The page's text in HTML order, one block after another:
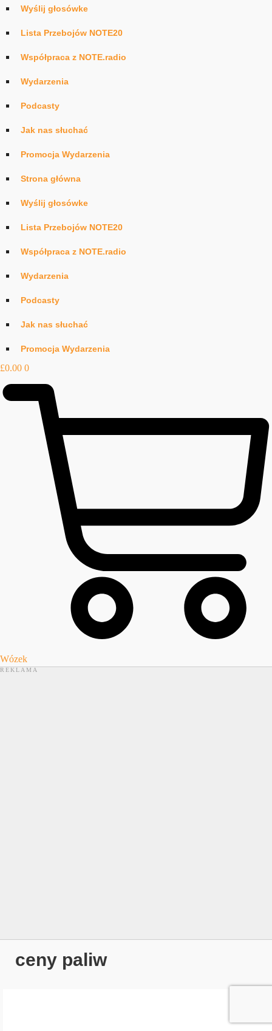
Wyślij głosówke
Lista Przebojów NOTE20
Współpraca z NOTE.radio
Wydarzenia
Podcasty
Jak nas słuchać
Promocja Wydarzenia
Strona główna
Wyślij głosówke
Lista Przebojów NOTE20
Współpraca z NOTE.radio
Wydarzenia
Podcasty
Jak nas słuchać
Promocja Wydarzenia
£0.00 0
Wózek
ceny paliw